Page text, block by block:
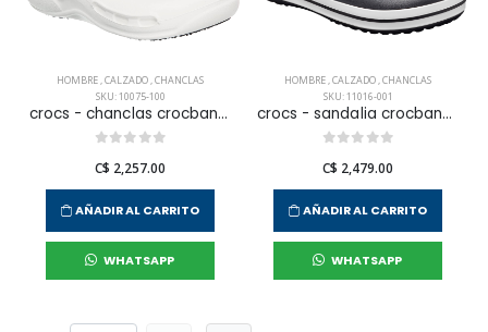
HOMBRE,CALZADO,CHANCLAS
SKU: 10075-100
crocs - chanclas crocband para hombre
C$ 2,257.00
AÑADIR AL CARRITO
WHATSAPP
HOMBRE,CALZADO,CHANCLAS
SKU: 11016-001
crocs - sandalia crocband para hombre
C$ 2,479.00
AÑADIR AL CARRITO
WHATSAPP